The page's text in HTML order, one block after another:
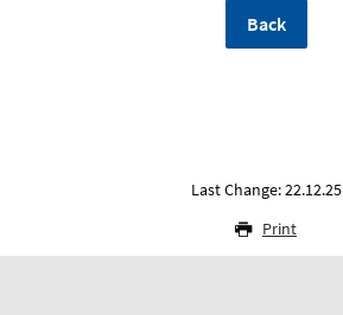
Back
Last Change: 22.12.25
Print